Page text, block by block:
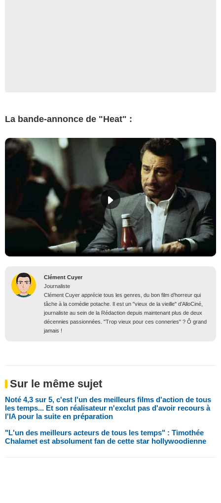
La bande-annonce de "Heat" :
Clément Cuyer
Journaliste
Clément Cuyer apprécie tous les genres, du bon film d’horreur qui
tâche à la comédie potache. Il est un "vieux de la vieille" d’AlloCiné,
journaliste au sein de la Rédaction depuis maintenant plus de deux
décennies passionnées. "Trop vieux pour ces conneries" ? Ô grand
jamais !
Sur le même sujet
Noté 4,3 sur 5, c'est l'un des meilleurs films d'action de tous
les temps... Et son réalisateur n'exclut pas d'avoir recours à
l'IA pour la suite en préparation
"L'un des meilleurs acteurs de tous les temps" : Timothée
Chalamet est absolument fan de cette star hollywoodienne